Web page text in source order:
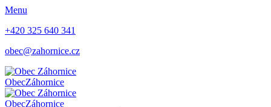
Menu
+420 325 640 341
obec@zahornice.cz
ObecZáhornice
ObecZáhornice